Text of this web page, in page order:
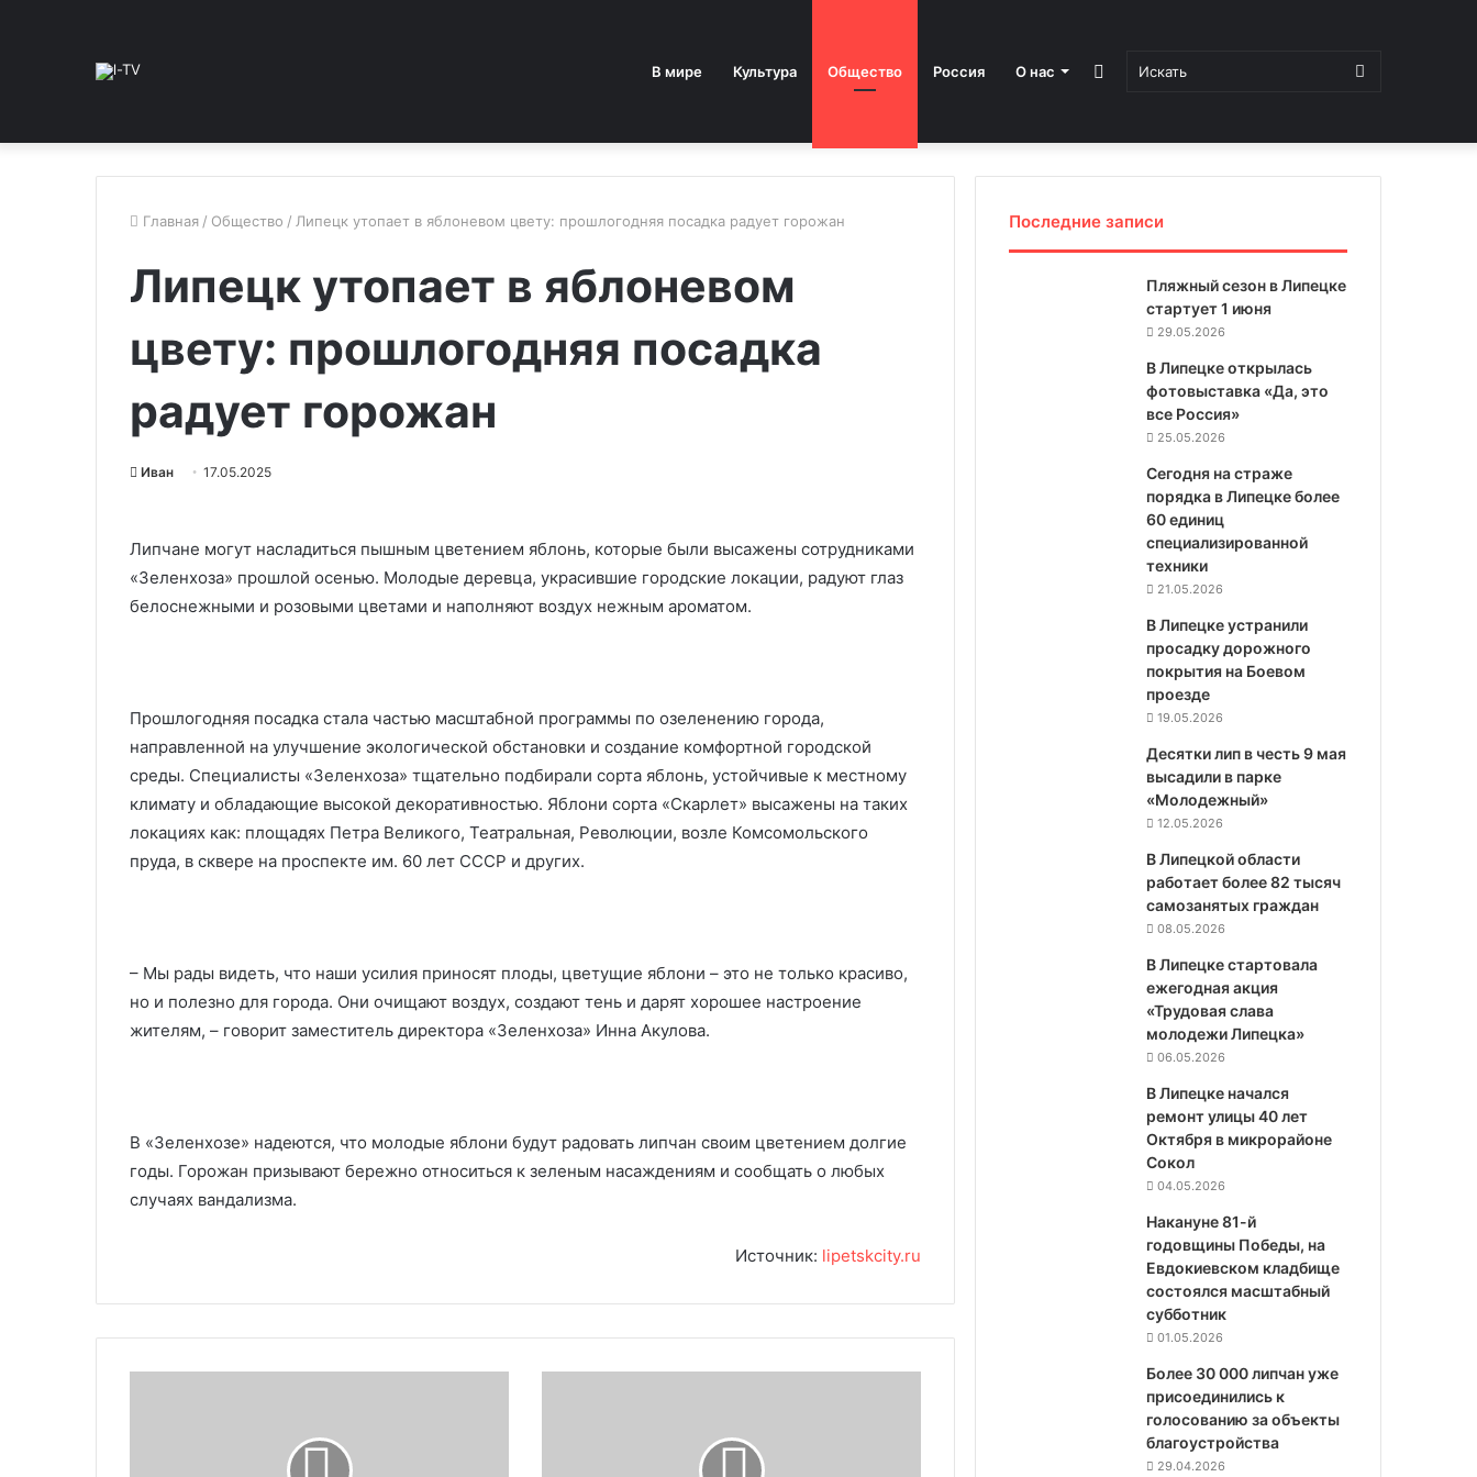
В мире Культура Общество Россия О нас Искать
Sidebar
Главная / Общество / Липецк утопает в яблоневом цвету: прошлогодняя посадка радует горожан
Липецк утопает в яблоневом
цвету: прошлогодняя посадка
радует горожан
Иван 17.05.2025
Липчане могут насладиться пышным цветением яблонь, которые были высажены сотрудниками
«Зеленхоза» прошлой осенью. Молодые деревца, украсившие городские локации, радуют глаз
белоснежными и розовыми цветами и наполняют воздух нежным ароматом.
Прошлогодняя посадка стала частью масштабной программы по озеленению города,
направленной на улучшение экологической обстановки и создание комфортной городской
среды. Специалисты «Зеленхоза» тщательно подбирали сорта яблонь, устойчивые к местному
климату и обладающие высокой декоративностью. Яблони сорта «Скарлет» высажены на таких
локациях как: площадях Петра Великого, Театральная, Революции, возле Комсомольского
пруда, в сквере на проспекте им. 60 лет СССР и других.
– Мы рады видеть, что наши усилия приносят плоды, цветущие яблони – это не только красиво,
но и полезно для города. Они очищают воздух, создают тень и дарят хорошее настроение
жителям, – говорит заместитель директора «Зеленхоза» Инна Акулова.
В «Зеленхозе» надеются, что молодые яблони будут радовать липчан своим цветением долгие
годы. Горожан призывают бережно относиться к зеленым насаждениям и сообщать о любых
случаях вандализма.
Источник: lipetskcity.ru
Последние записи
Пляжный сезон в Липецке
стартует 1 июня
29.05.2026
В Липецке открылась
фотовыставка «Да, это
все Россия»
25.05.2026
Сегодня на страже
порядка в Липецке более
60 единиц
специализированной
техники
21.05.2026
В Липецке устранили
просадку дорожного
покрытия на Боевом
проезде
19.05.2026
Десятки лип в честь 9 мая
высадили в парке
«Молодежный»
12.05.2026
В Липецкой области
работает более 82 тысяч
самозанятых граждан
08.05.2026
В Липецке стартовала
ежегодная акция
«Трудовая слава
молодежи Липецка»
06.05.2026
В Липецке начался
ремонт улицы 40 лет
Октября в микрорайоне
Сокол
04.05.2026
Накануне 81-й
годовщины Победы, на
Евдокиевском кладбище
состоялся масштабный
субботник
01.05.2026
Более 30 000 липчан уже
присоединились к
голосованию за объекты
благоустройства
29.04.2026